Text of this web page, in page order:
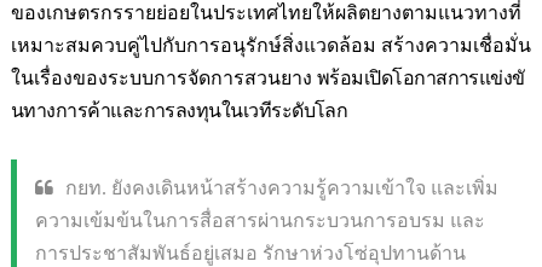
ของเกษตรกรรายย่อยในประเทศไทยให้ผลิตยางตามแนวทางที่
เหมาะสมควบคู่ไปกับการอนุรักษ์สิ่งแวดล้อม สร้างความเชื่อมั่น
ในเรื่องของระบบการจัดการสวนยาง พร้อมเปิดโอกาสการแข่งขั
นทางการค้าและการลงทุนในเวทีระดับโลก
กยท. ยังคงเดินหน้าสร้างความรู้ความเข้าใจ และเพิ่ม
ความเข้มข้นในการสื่อสารผ่านกระบวนการอบรม และ
การประชาสัมพันธ์อยู่เสมอ รักษาห่วงโซ่อุปทานด้าน